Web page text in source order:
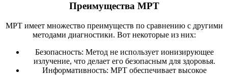
Преимущества МРТ
МРТ имеет множество преимуществ по сравнению с другими
методами диагностики. Вот некоторые из них:
Безопасность: Метод не использует ионизирующее
излучение, что делает его безопасным для здоровья.
Информативность: МРТ обеспечивает высокое